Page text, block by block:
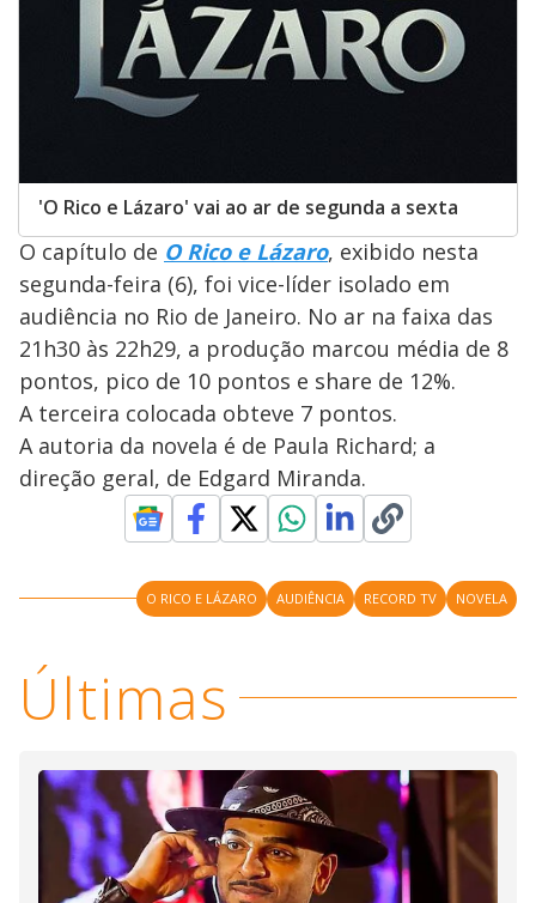
'O Rico e Lázaro' vai ao ar de segunda a sexta
O capítulo de O Rico e Lázaro, exibido nesta
segunda-feira (6), foi vice-líder isolado em
audiência no Rio de Janeiro. No ar na faixa das
21h30 às 22h29, a produção marcou média de 8
pontos, pico de 10 pontos e share de 12%.
A terceira colocada obteve 7 pontos.
A autoria da novela é de Paula Richard; a
direção geral, de Edgard Miranda.
O RICO E LÁZARO AUDIÊNCIA RECORD TV NOVELA
Últimas